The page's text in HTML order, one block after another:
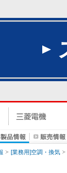
[業務用]空調・換気